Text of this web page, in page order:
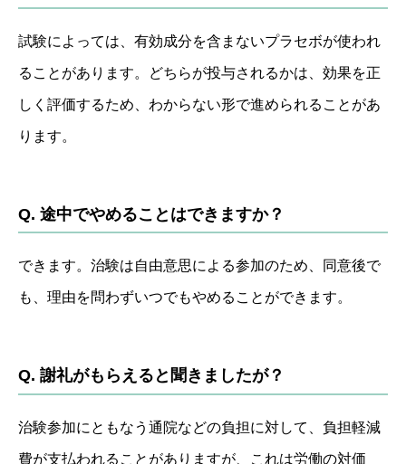
試験によっては、有効成分を含まないプラセボが使われ
ることがあります。どちらが投与されるかは、効果を正
しく評価するため、わからない形で進められることがあ
ります。
Q. 途中でやめることはできますか？
できます。治験は自由意思による参加のため、同意後で
も、理由を問わずいつでもやめることができます。
Q. 謝礼がもらえると聞きましたが？
治験参加にともなう通院などの負担に対して、負担軽減
費が支払われることがありますが、これは労働の対価